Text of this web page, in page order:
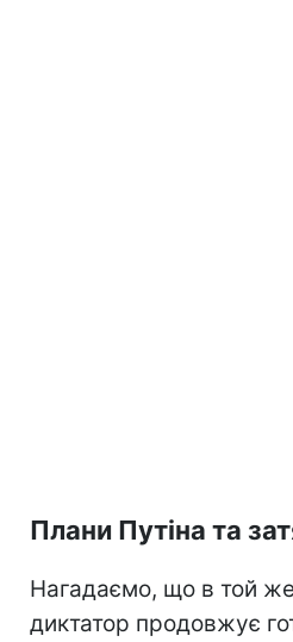
Плани Путіна та
Нагадаємо, що в той
диктатор продовжує